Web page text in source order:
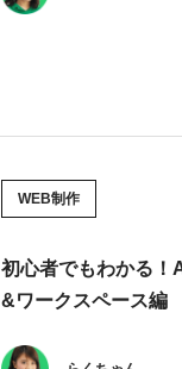
WEB制作
初心者でもわかる！
&ワークスペース編